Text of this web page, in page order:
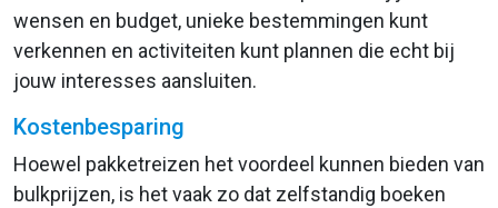
wensen en budget, unieke bestemmingen kunt
verkennen en activiteiten kunt plannen die echt bij
jouw interesses aansluiten.
Kostenbesparing
Hoewel pakketreizen het voordeel kunnen bieden van
bulkprijzen, is het vaak zo dat zelfstandig boeken